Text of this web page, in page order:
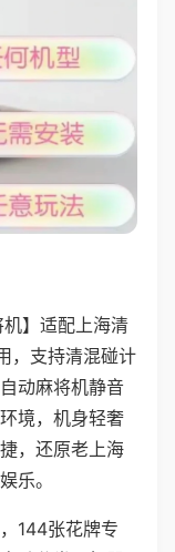
机】适配上海清
，支持清混碰计
动麻将机静音
境，机身轻奢
，还原老上海
乐。
144张花牌专